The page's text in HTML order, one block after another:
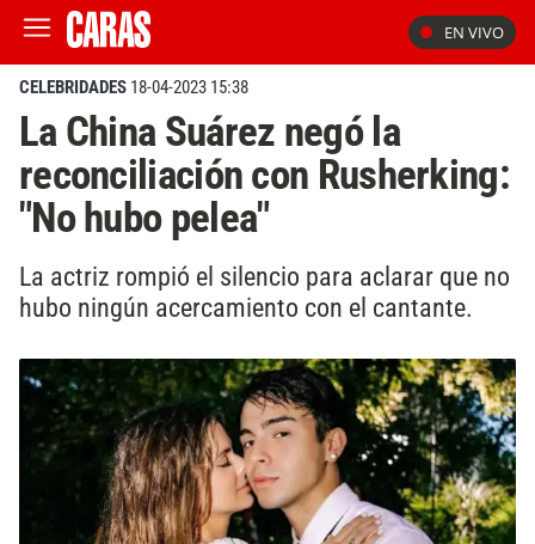
EN VIVO
CELEBRIDADES 18-04-2023 15:38
La China Suárez negó la
reconciliación con Rusherking:
"No hubo pelea"
La actriz rompió el silencio para aclarar que no
hubo ningún acercamiento con el cantante.